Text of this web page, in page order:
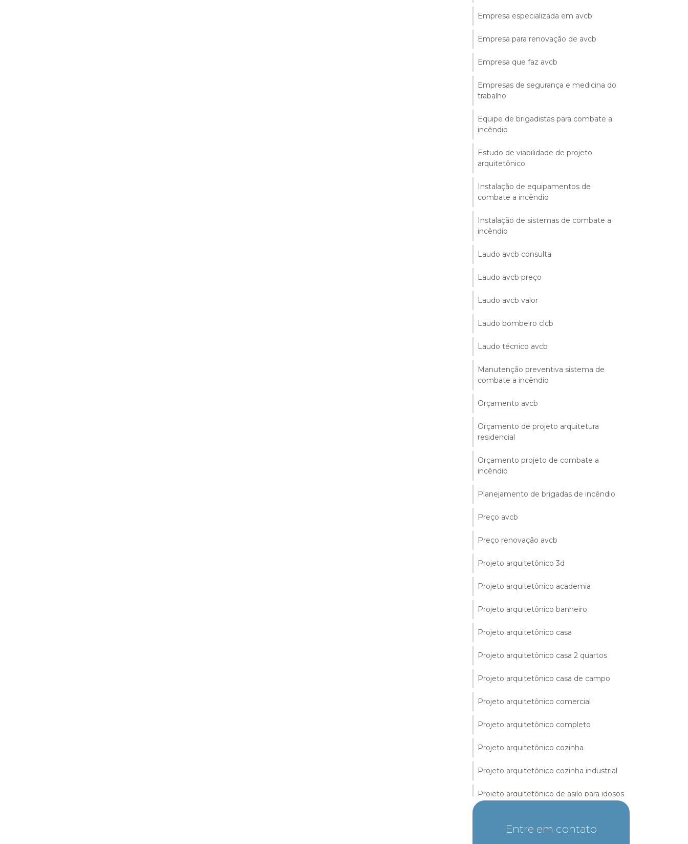
Empresa especializada em avcb
Empresa para renovação de avcb
Empresa que faz avcb
Empresas de segurança e medicina do
trabalho
Equipe de brigadistas para combate a
incêndio
Estudo de viabilidade de projeto
arquitetônico
Instalação de equipamentos de
combate a incêndio
Instalação de sistemas de combate a
incêndio
Laudo avcb consulta
Laudo avcb preço
Laudo avcb valor
Laudo bombeiro clcb
Laudo técnico avcb
Manutenção preventiva sistema de
combate a incêndio
Orçamento avcb
Orçamento de projeto arquitetura
residencial
Orçamento projeto de combate a
incêndio
Planejamento de brigadas de incêndio
Preço avcb
Preço renovação avcb
Projeto arquitetônico 3d
Projeto arquitetônico academia
Projeto arquitetônico banheiro
Projeto arquitetônico casa
Projeto arquitetônico casa 2 quartos
Projeto arquitetônico casa de campo
Projeto arquitetônico comercial
Projeto arquitetônico completo
Projeto arquitetônico cozinha
Projeto arquitetônico cozinha industrial
Projeto arquitetônico de asilo para idosos
Entre em contato